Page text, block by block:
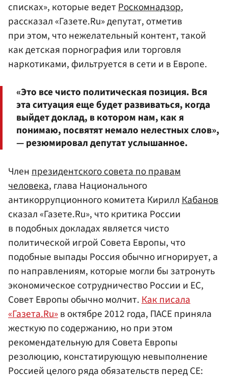
списках», которые ведетРоскомнадзор,
рассказал «Газете.Ru» депутат, отметив
при этом, что нежелательный контент, такой
как детская порнография или торговля
наркотиками, фильтруется в сети и в Европе.
«Это все чисто политическая позиция. Вся
эта ситуация еще будет развиваться, когда
выйдет доклад, в котором нам, как я
понимаю, посвятят немало нелестных слов»,
— резюмировал депутат услышанное.
Членпрезидентского совета по правам
человека, глава Национального
антикоррупционного комитета КириллКабанов
сказал «Газете.Ru», что критика России
в подобных докладах является чисто
политической игрой Совета Европы, что
подобные выпады Россия обычно игнорирует, а
по направлениям, которые могли бы затронуть
экономическое сотрудничество России и ЕС,
Совет Европы обычно молчит.Как писала
«Газета.Ru»в октябре 2012 года, ПАСЕ приняла
жесткую по содержанию, но при этом
рекомендательную для Совета Европы
резолюцию, констатирующую невыполнение
Россией целого ряда обязательств перед СЕ: